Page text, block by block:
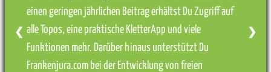
einen geringen jährlichen Beitrag erhältst Du Zugriff auf
alle Topos, eine praktische KletterApp und viele
Funktionen mehr. Darüber hinaus unterstützt Du
Frankenjura.com bei der Entwicklung von freien
❮ ❯